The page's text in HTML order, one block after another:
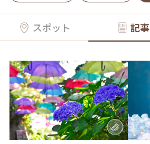
スポット 記事